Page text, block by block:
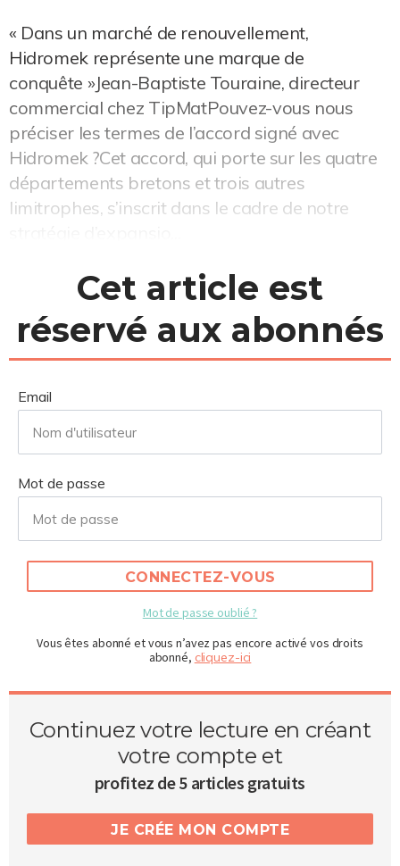
« Dans un marché de renouvellement,
Hidromek représente une marque de
conquête »Jean-Baptiste Touraine, directeur
commercial chez TipMatPouvez-vous nous
préciser les termes de l’accord signé avec
Hidromek ?Cet accord, qui porte sur les quatre
départements bretons et trois autres
limitrophes, s’inscrit dans le cadre de notre
Cet article est
réservé aux abonnés
Email
Mot de passe
CONNECTEZ-VOUS
Mot de passe oublié ?
Vous êtes abonné et vous n’avez pas encore activé vos droits
abonné, cliquez-ici
Continuez votre lecture en créant
votre compte et
profitez de 5 articles gratuits
JE CRÉE MON COMPTE